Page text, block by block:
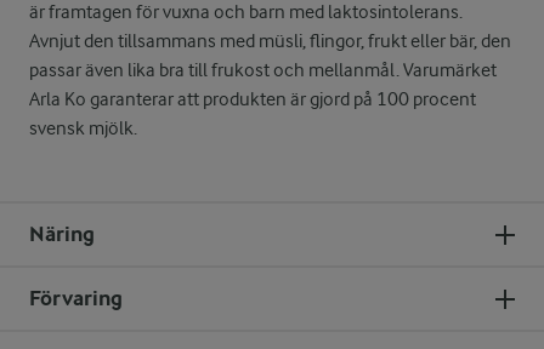
är framtagen för vuxna och barn med laktosintolerans.
Avnjut den tillsammans med müsli, flingor, frukt eller bär, den
passar även lika bra till frukost och mellanmål. Varumärket
Arla Ko garanterar att produkten är gjord på 100 procent
svensk mjölk.
Näring
Förvaring